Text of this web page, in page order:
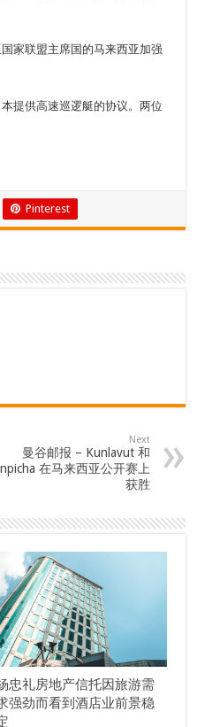
家联盟主席国的马来西亚加强
提供高速巡逻艇的协议。两位
Pinterest
Next
曼谷邮报 – Kunlavut 和
在马来西亚公开赛上
获胜
忠礼房地产信托因旅游需
强劲而看到酒店业前景稳